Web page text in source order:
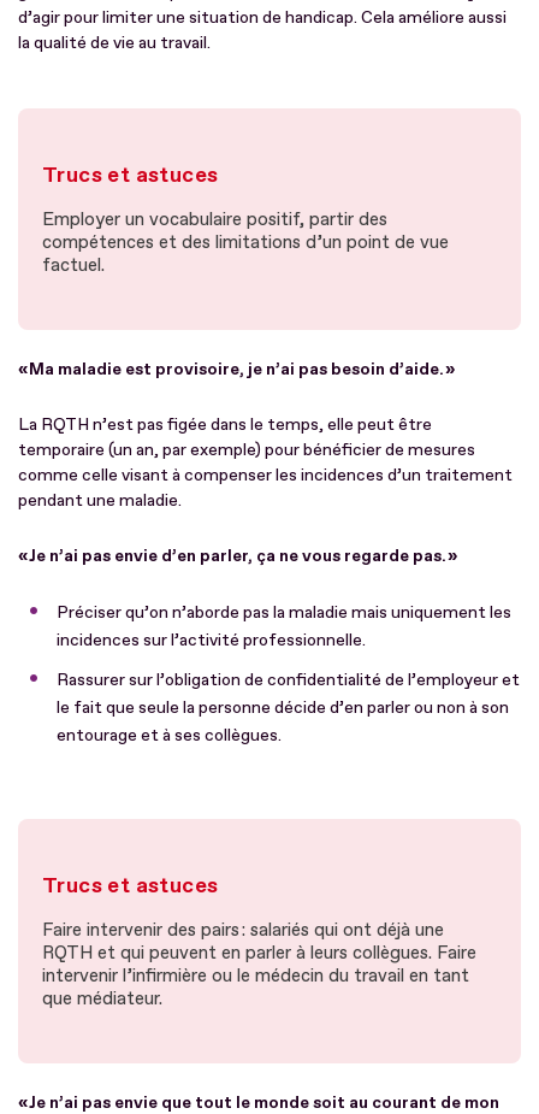
d’agir pour limiter une situation de handicap. Cela améliore aussi
la qualité de vie au travail.
Trucs et astuces
Employer un vocabulaire positif, partir des
compétences et des limitations d’un point de vue
factuel.
« Ma maladie est provisoire, je n’ai pas besoin d’aide. »
La RQTH n’est pas figée dans le temps, elle peut être
temporaire (un an, par exemple) pour bénéficier de mesures
comme celle visant à compenser les incidences d’un traitement
pendant une maladie.
« Je n’ai pas envie d’en parler, ça ne vous regarde pas. »
Préciser qu’on n’aborde pas la maladie mais uniquement les
incidences sur l’activité professionnelle.
Rassurer sur l’obligation de confidentialité de l’employeur et
le fait que seule la personne décide d’en parler ou non à son
entourage et à ses collègues.
Trucs et astuces
Faire intervenir des pairs : salariés qui ont déjà une
RQTH et qui peuvent en parler à leurs collègues. Faire
intervenir l’infirmière ou le médecin du travail en tant
que médiateur.
« Je n’ai pas envie que tout le monde soit au courant de mon